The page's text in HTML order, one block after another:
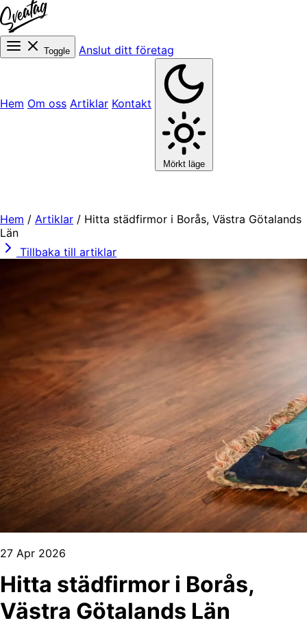
Toggle Anslut ditt företag
Hem Om oss Artiklar Kontakt
Mörkt läge
Hem / Artiklar / Hitta städfirmor i Borås, Västra Götalands
Län
Tillbaka till artiklar
27 Apr 2026
Hitta städfirmor i Borås,
Västra Götalands Län